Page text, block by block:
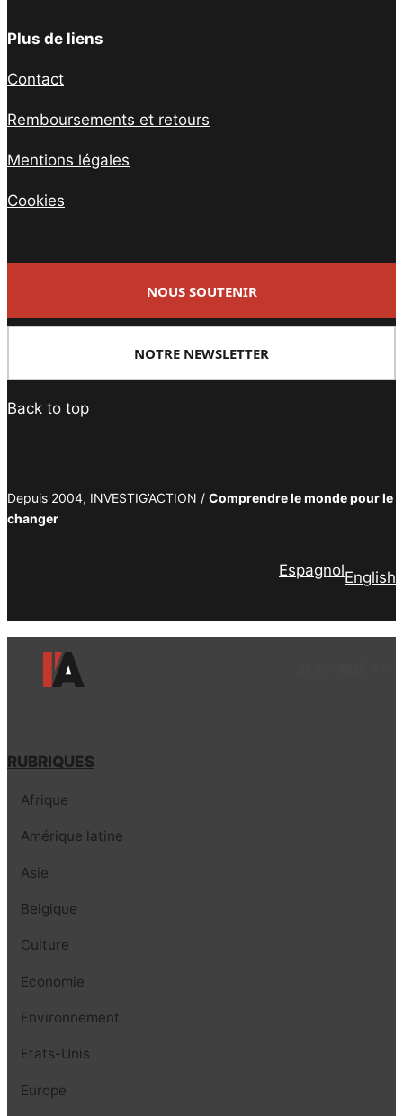
Plus de liens
Contact
Remboursements et retours
Mentions légales
Cookies
NOUS SOUTENIR
NOTRE NEWSLETTER
Back to top
Depuis 2004, INVESTIG’ACTION / Comprendre le monde pour le
changer
EspagnolEnglish
RUBRIQUES
Afrique
Amérique latine
Asie
Belgique
Culture
Economie
Environnement
Etats-Unis
Europe